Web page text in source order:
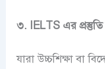
৩. IELTS এর প্রস্তুতি
যারা উচ্চশিক্ষা বা